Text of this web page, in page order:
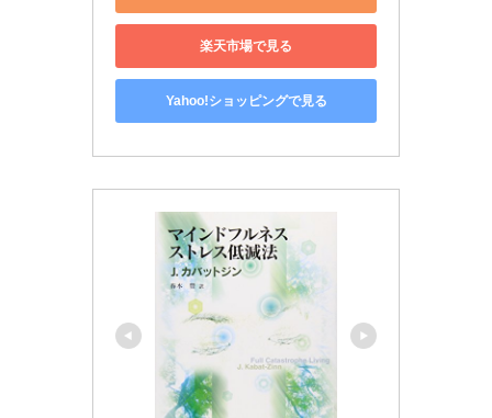
楽天市場で見る
Yahoo!ショッピングで見る